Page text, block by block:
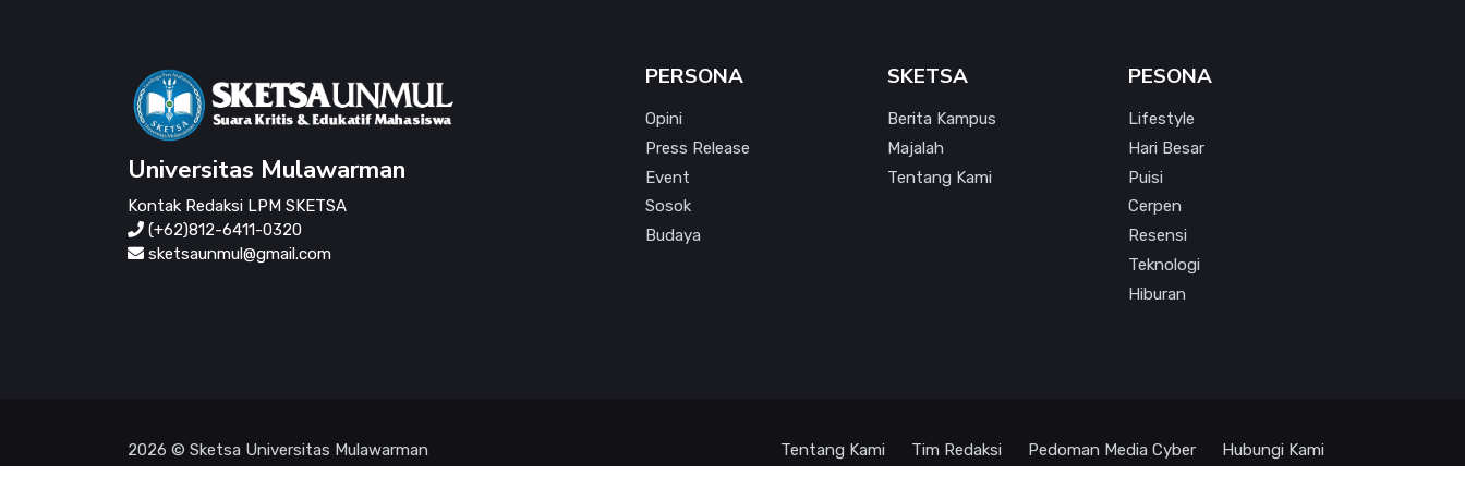
Universitas Mulawarman
Kontak Redaksi LPM SKETSA
(+62)812-6411-0320
sketsaunmul@gmail.com
PERSONA
Opini
Press Release
Event
Sosok
Budaya
SKETSA
Berita Kampus
Majalah
Tentang Kami
PESONA
Lifestyle
Hari Besar
Puisi
Cerpen
Resensi
Teknologi
Hiburan
2026 © Sketsa Universitas Mulawarman Tentang Kami Tim Redaksi Pedoman Media Cyber Hubungi Kami